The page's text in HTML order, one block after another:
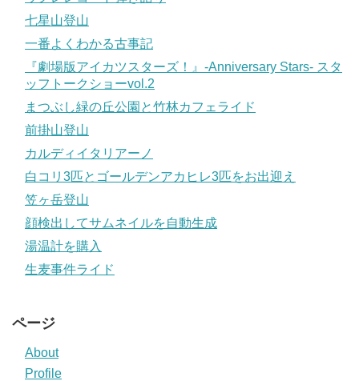
七星山登山
一番よくわかる古事記
『劇場版アイカツスターズ！』-Anniversary Stars- スタ
ッフトークショーvol.2
まつぶし緑の丘公園と竹林カフェライド
前掛山登山
カルディイタリアーノ
白コリ3匹とゴールデンアカヒレ3匹をお出迎え
笠ヶ岳登山
顔検出してサムネイルを自動生成
湯温計を購入
生麦事件ライド
ページ
About
Profile